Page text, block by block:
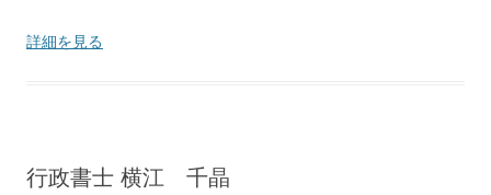
詳細を見る
行政書士 横江 千晶